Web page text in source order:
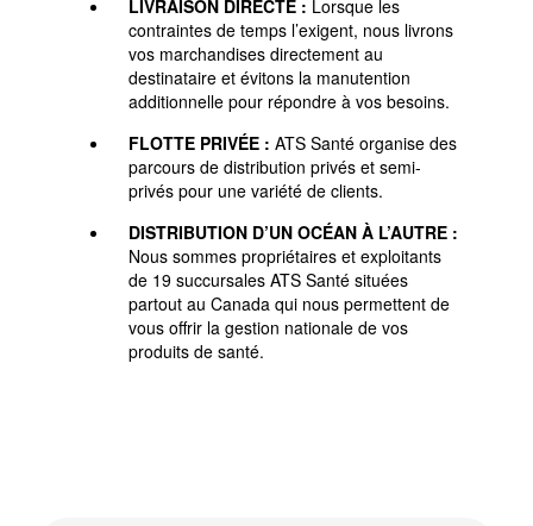
LIVRAISON DIRECTE : Lorsque les
contraintes de temps l’exigent, nous livrons
vos marchandises directement au
destinataire et évitons la manutention
additionnelle pour répondre à vos besoins.
FLOTTE PRIVÉE : ATS Santé organise des
parcours de distribution privés et semi-
privés pour une variété de clients.
DISTRIBUTION D’UN OCÉAN À L’AUTRE :
Nous sommes propriétaires et exploitants
de 19 succursales ATS Santé situées
partout au Canada qui nous permettent de
vous offrir la gestion nationale de vos
produits de santé.